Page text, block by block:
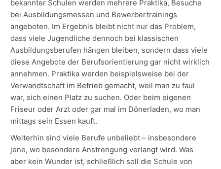
bekannter Schulen werden mehrere Praktika, Besuche
bei Ausbildungsmessen und Bewerbertrainings
angeboten. Im Ergebnis bleibt nicht nur das Problem,
dass viele Jugendliche dennoch bei klassischen
Ausbildungsberufen hängen bleiben, sondern dass viele
diese Angebote der Berufsorientierung gar nicht wirklich
annehmen. Praktika werden beispielsweise bei der
Verwandtschaft im Betrieb gemacht, weil man zu faul
war, sich einen Platz zu suchen. Oder beim eigenen
Friseur oder Arzt oder gar mal im Dönerladen, wo man
mittags sein Essen kauft.
Weiterhin sind viele Berufe unbeliebt – insbesondere
jene, wo besondere Anstrengung verlangt wird. Was
aber kein Wunder ist, schließlich soll die Schule von